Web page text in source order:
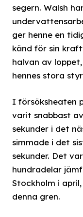
segern. Walsh
ger henne en
känd för sin
halvan av
hennes stora
I försöksheaten
varit snabbast
sekunder i det
simmade i det
sekunder. Det
hundradelar
Stockholm i
denna gren.